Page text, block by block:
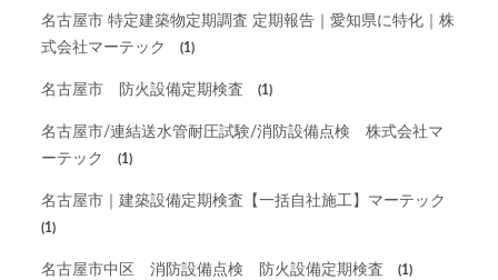
名古屋市 特定建築物定期調査 定期報告｜愛知県に特化｜株
式会社マーテック
(1)
名古屋市 防火設備定期検査 (1)
名古屋市/連結送水管耐圧試験/消防設備点検 株式会社マ
ーテック
(1)
名古屋市｜建築設備定期検査【一括自社施工】マーテック
(1)
名古屋市中区 消防設備点検 防火設備定期検査 (1)